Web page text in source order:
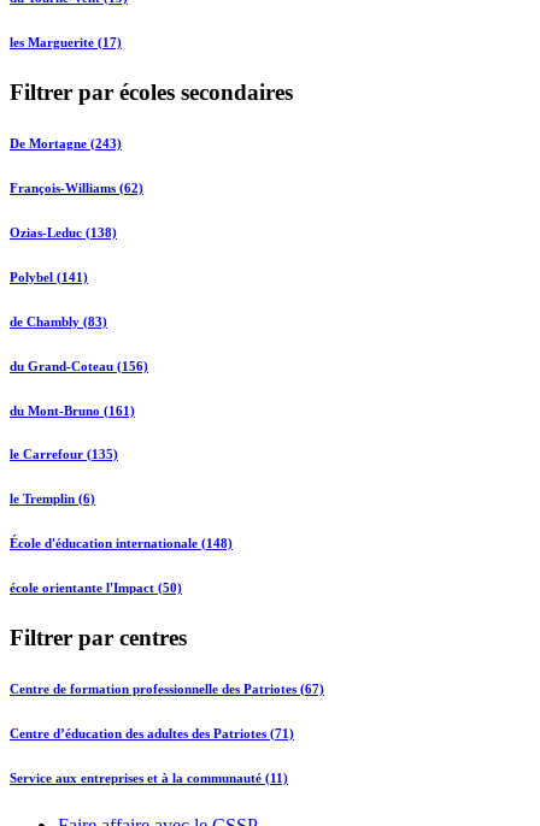
les Marguerite (17)
Filtrer par écoles secondaires
De Mortagne (243)
François-Williams (62)
Ozias-Leduc (138)
Polybel (141)
de Chambly (83)
du Grand-Coteau (156)
du Mont-Bruno (161)
le Carrefour (135)
le Tremplin (6)
École d'éducation internationale (148)
école orientante l'Impact (50)
Filtrer par centres
Centre de formation professionnelle des Patriotes (67)
Centre d’éducation des adultes des Patriotes (71)
Service aux entreprises et à la communauté (11)